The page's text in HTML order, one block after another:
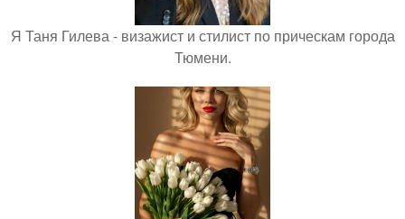
Я Таня Гилева - визажист и стилист по прическам города
Тюмени.